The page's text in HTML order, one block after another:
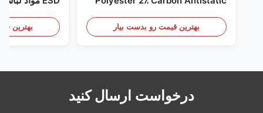
بهترین قیمت رو بدست بیار بهترین
درخواست ارسال کنید